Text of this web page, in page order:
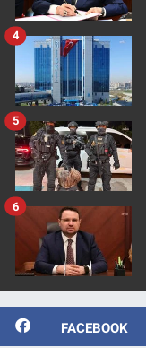
4
5
6
FACEBOOK